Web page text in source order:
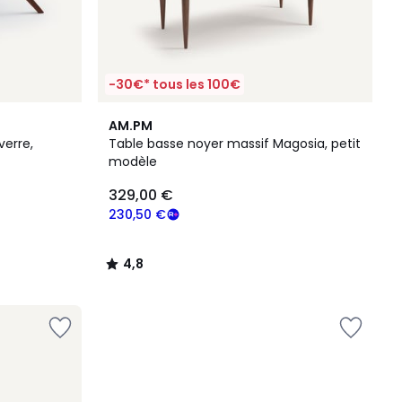
-30€* tous les 100€
AM.PM
Table basse noyer massif Magosia, petit
modèle
230,50 €
329,00 €
4,8
/ 5
4,8
/